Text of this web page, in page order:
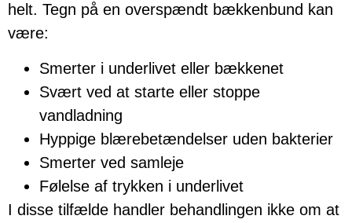
helt. Tegn på en overspændt bækkenbund kan
være:
Smerter i underlivet eller bækkenet
Svært ved at starte eller stoppe
vandladning
Hyppige blærebetændelser uden bakterier
Smerter ved samleje
Følelse af trykken i underlivet
I disse tilfælde handler behandlingen ikke om at